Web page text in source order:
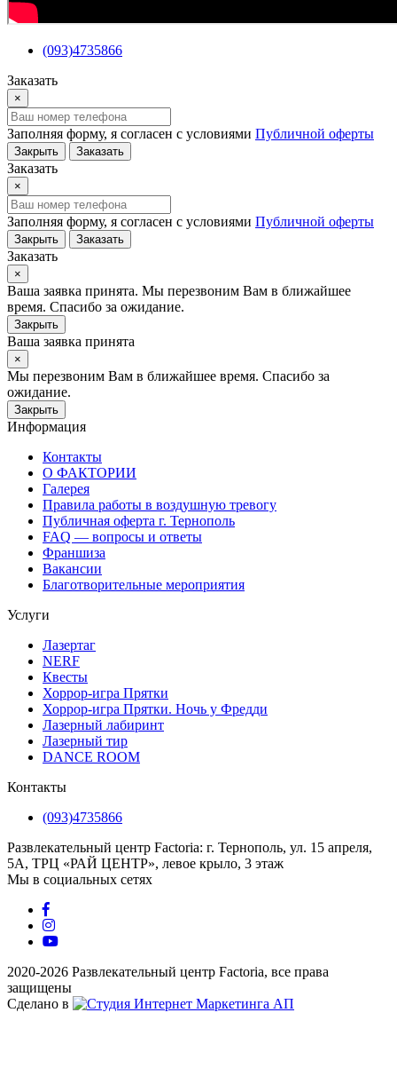
(093)4735866
Заказать
×
Заполняя форму, я согласен с условиями Публичной оферты
Закрыть Заказать
Заказать
×
Заполняя форму, я согласен с условиями Публичной оферты
Закрыть Заказать
Заказать
×
Ваша заявка принята. Мы перезвоним Вам в ближайшее
время. Спасибо за ожидание.
Закрыть
Ваша заявка принята
×
Мы перезвоним Вам в ближайшее время. Спасибо за
ожидание.
Закрыть
Информация
Контакты
О ФАКТОРИИ
Галерея
Правила работы в воздушную тревогу
Публичная оферта г. Тернополь
FAQ — вопросы и ответы
Франшиза
Вакансии
Благотворительные мероприятия
Услуги
Лазертаг
NERF
Квесты
Хоррор-игра Прятки
Хоррор-игра Прятки. Ночь у Фредди
Лазерный лабиринт
Лазерный тир
DANCE ROOM
Контакты
(093)4735866
Развлекательный центр Factoria: г. Тернополь, ул. 15 апреля,
5А, ТРЦ «РАЙ ЦЕНТР», левое крыло, 3 этаж
Мы в социальных сетях
2020-2026 Развлекательный центр Factoria, все права
защищены
Сделано в